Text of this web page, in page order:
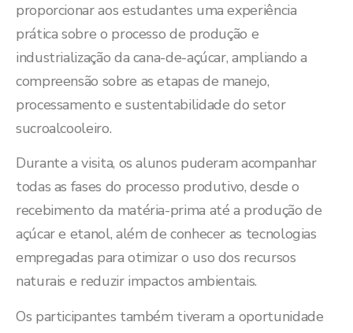
proporcionar aos estudantes uma experiência
prática sobre o processo de produção e
industrialização da cana-de-açúcar, ampliando a
compreensão sobre as etapas de manejo,
processamento e sustentabilidade do setor
sucroalcooleiro.
Durante a visita, os alunos puderam acompanhar
todas as fases do processo produtivo, desde o
recebimento da matéria-prima até a produção de
açúcar e etanol, além de conhecer as tecnologias
empregadas para otimizar o uso dos recursos
naturais e reduzir impactos ambientais.
Os participantes também tiveram a oportunidade